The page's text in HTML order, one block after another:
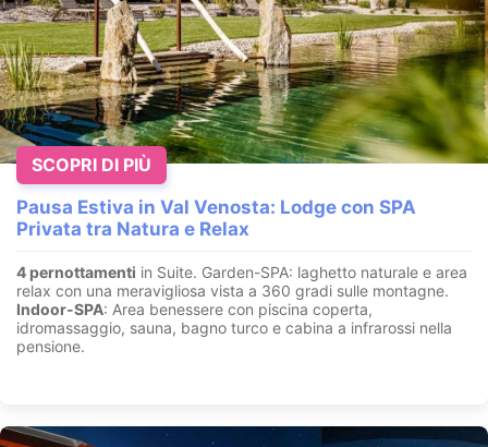
Pausa Estiva in Val Venosta: Lodge con SPA
Privata tra Natura e Relax
4 pernottamenti in Suite. Garden-SPA: laghetto naturale e area
relax con una meravigliosa vista a 360 gradi sulle montagne.
Indoor-SPA: Area benessere con piscina coperta,
idromassaggio, sauna, bagno turco e cabina a infrarossi nella
pensione.
SCOPRI DI PIÙ